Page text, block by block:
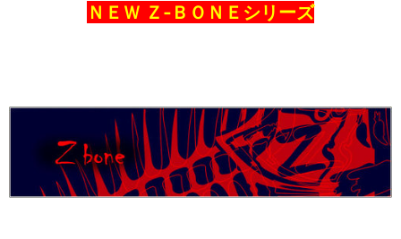
ＮＥＷ Ｚ‐ＢＯＮＥシリーズ